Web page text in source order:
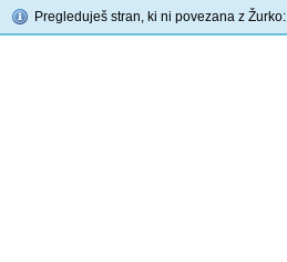
Pregleduješ stran, ki ni povezana z Žurko: